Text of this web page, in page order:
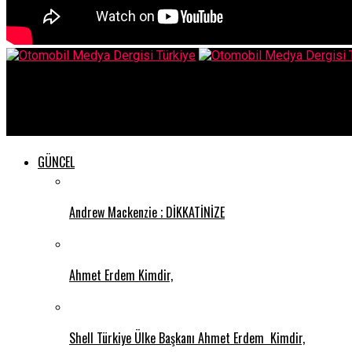
GÜNCEL
Andrew Mackenzie ; DİKKATİNİZE
Ahmet Erdem Kimdir,
Shell Türkiye Ülke Başkanı Ahmet Erdem Kimdir,